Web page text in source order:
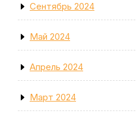
Сентябрь 2024
Май 2024
Апрель 2024
Март 2024